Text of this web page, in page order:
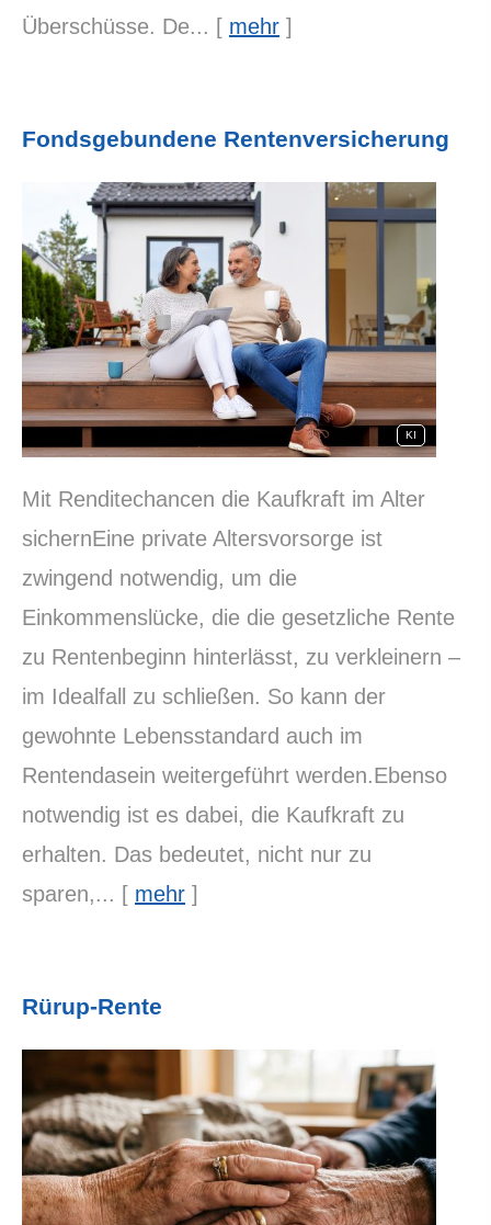
Überschüsse. De... [ mehr ]
Fondsgebundene Rentenversicherung
KI
Mit Renditechancen die Kaufkraft im Alter
sichernEine private Alters­vorsorge ist
zwingend notwendig, um die
Einkommenslücke, die die gesetzliche Rente
zu Rentenbeginn hinterlässt, zu verkleinern –
im Idealfall zu schließen. So kann der
gewohnte Lebensstandard auch im
Rentendasein weitergeführt werden.Ebenso
notwendig ist es dabei, die Kaufkraft zu
erhalten. Das bedeutet, nicht nur zu
sparen,... [ mehr ]
Rürup-Rente